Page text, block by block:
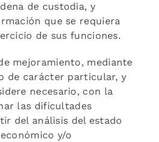
de custodia, y
que se requiera
de sus funciones.
mejoramiento, mediante
de carácter particular, y
necesario, con la
las dificultades
del análisis del estado
y/o